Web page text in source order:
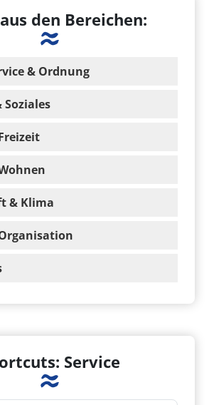
den Bereichen:
& Ordnung
Soziales
& Klima
Service